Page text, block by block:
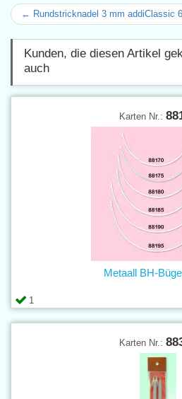
← Rundstricknadel 3 mm addiClassic
Kunden, die diesen Artikel
auch
Karten Nr.:
1
Metaall BH-
Karten Nr.: